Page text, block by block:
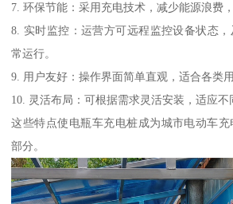
7. 环保节能：采用充电技术，减少能源浪费
8. 实时监控：运营方可远程监控设备状态
常运行。
9. 用户友好：操作界面简单直观，适合各类用
10. 灵活布局：可根据需求灵活安装，适应不
这些特点使电瓶车充电桩成为城市电动车
部分。